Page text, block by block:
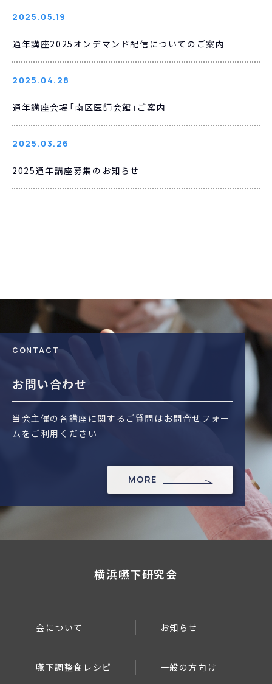
2025.05.19
通年講座2025オンデマンド配信についてのご案内
2025.04.28
通年講座会場「南区医師会館」ご案内
2025.03.26
2025通年講座募集のお知らせ
CONTACT
お問い合わせ
当会主催の各講座に関するご質問はお問合せフォー
ムをご利用ください
MORE
横浜嚥下研究会
会について お知らせ
嚥下調整食レシピ 一般の方向け